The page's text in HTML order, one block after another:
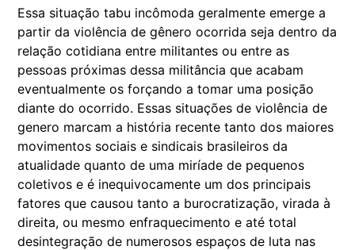
Essa situação tabu incômoda geralmente emerge a
partir da violência de gênero ocorrida seja dentro da
relação cotidiana entre militantes ou entre as
pessoas próximas dessa militância que acabam
eventualmente os forçando a tomar uma posição
diante do ocorrido. Essas situações de violência de
genero marcam a história recente tanto dos maiores
movimentos sociais e sindicais brasileiros da
atualidade quanto de uma miríade de pequenos
coletivos e é inequivocamente um dos principais
fatores que causou tanto a burocratização, virada à
direita, ou mesmo enfraquecimento e até total
desintegração de numerosos espaços de luta nas